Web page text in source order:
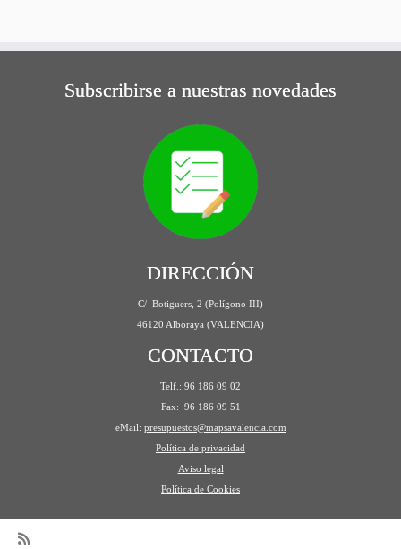
Subscribirse a nuestras novedades
DIRECCIÓN
C/ Botiguers, 2 (Polígono III)
46120 Alboraya (VALENCIA)
CONTACTO
Telf.: 96 186 09 02
Fax: 96 186 09 51
eMail: presupuestos@mapsavalencia.com
Política de privacidad
Aviso legal
Política de Cookies